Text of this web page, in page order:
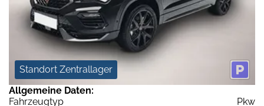
Standort Zentrallager
Allgemeine Daten:
Fahrzeugtyp
Pkw